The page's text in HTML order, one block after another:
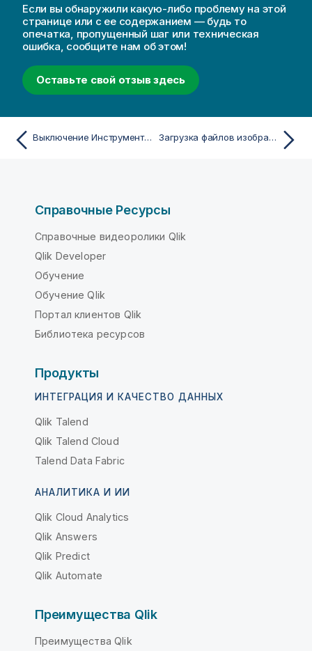
з
к
е
Если вы обнаружили какую-либо проблему на этой
странице или с ее содержанием — будь то
опечатка, пропущенный шаг или техническая
ошибка, сообщите нам об этом!
Оставьте свой отзыв здесь
Выключение Инструмент «Наблюдения» Загрузка файлов изображений в библиотеку медиафайлов
Справочные Ресурсы
Справочные видеоролики Qlik
Qlik Developer
Обучение
Обучение Qlik
Портал клиентов Qlik
Библиотека ресурсов
Продукты
ИНТЕГРАЦИЯ И КАЧЕСТВО ДАННЫХ
Qlik Talend
Qlik Talend Cloud
Talend Data Fabric
АНАЛИТИКА И ИИ
Qlik Cloud Analytics
Qlik Answers
Qlik Predict
Qlik Automate
Преимущества Qlik
Преимущества Qlik